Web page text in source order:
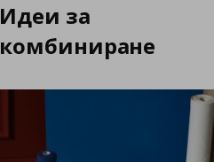
Идеи за
комбиниране